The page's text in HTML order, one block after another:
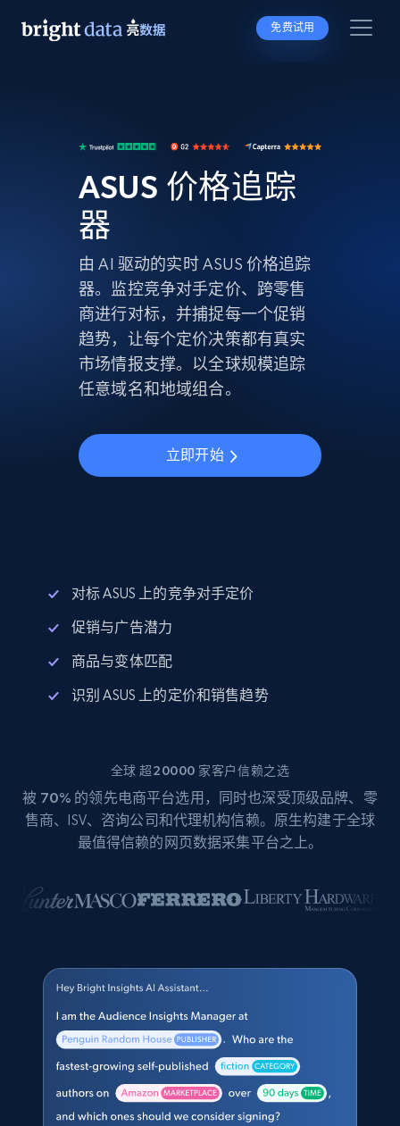
免费试用
ASUS 价格追踪
器
由 AI 驱动的实时 ASUS 价格追踪
器。监控竞争对手定价、跨零售
商进行对标，并捕捉每一个促销
趋势，让每个定价决策都有真实
市场情报支撑。以全球规模追踪
任意域名和地域组合。
立即开始
对标 ASUS 上的竞争对手定价
促销与广告潜力
商品与变体匹配
识别 ASUS 上的定价和销售趋势
全球 超20000 家客户信赖之选
被 70% 的领先电商平台选用，同时也深受顶级品牌、零
售商、ISV、咨询公司和代理机构信赖。原生构建于全球
最值得信赖的网页数据采集平台之上。